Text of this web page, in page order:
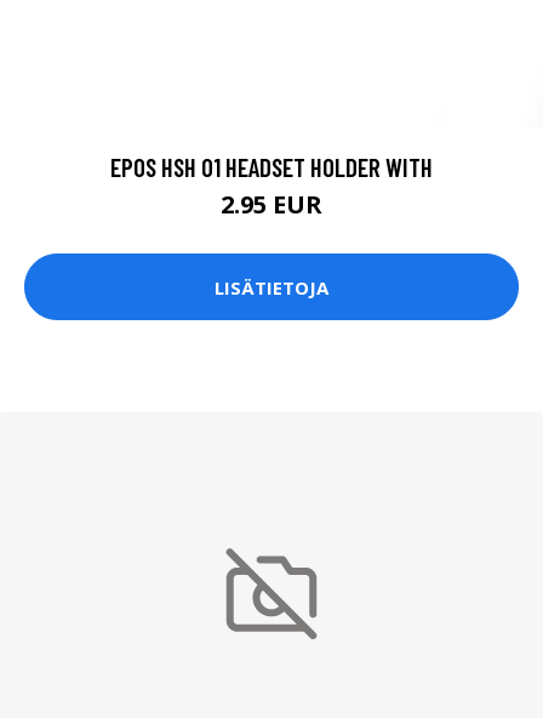
EPOS HSH 01 HEADSET HOLDER WITH
2.95 EUR
LISÄTIETOJA